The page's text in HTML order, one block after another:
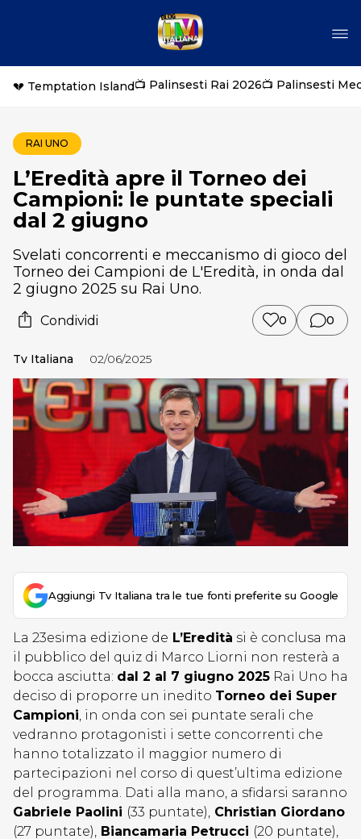
💔 Temptation Island📺 Palinsesti Rai 2026📺 Palinsesti
RAI UNO
L’Eredità apre il Torneo dei
Campioni: le puntate speciali
dal 2 giugno
Svelati concorrenti e meccanismo di gioco del
Torneo dei Campioni de L'Eredità, in onda dal
2 giugno 2025 su Rai Uno.
Condividi 0 0
Tv Italiana 02/06/2025
Aggiungi Tv Italiana tra le tue fonti preferite su Google
La 23esima edizione de L’Eredità si è conclusa ma
il pubblico del quiz di Marco Liorni non resterà a
bocca asciutta: dal 2 al 7 giugno 2025 Rai Uno ha
deciso di proporre un inedito Torneo dei Super
Campioni, in onda con sei puntate serali che
vedranno protagonisti i sette concorrenti che
hanno totalizzato il maggior numero di
partecipazioni nel corso di quest’ultima edizione
del programma. Dati alla mano, a sfidarsi saranno
Gabriele Paolini (33 puntate), Christian Giordano
(27 puntate), Biancamaria Petrucci (20 puntate),